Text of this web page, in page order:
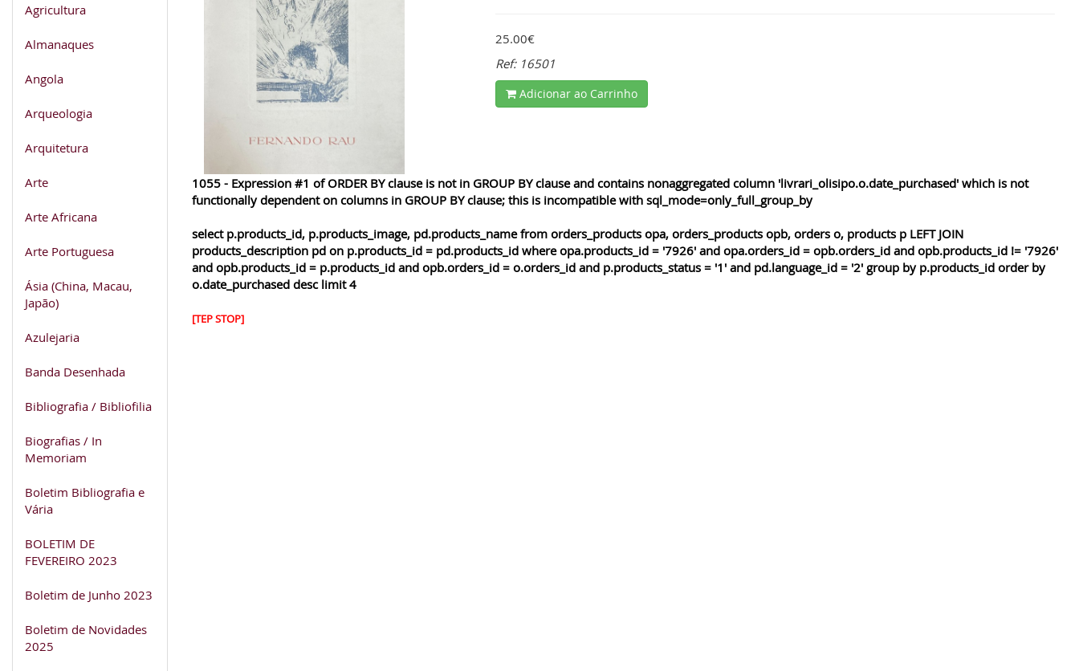
Agricultura
Almanaques
Angola
Arqueologia
Arquitetura
Arte
Arte Africana
Arte Portuguesa
Ásia (China, Macau,
Japão)
Azulejaria
Banda Desenhada
Bibliografia / Bibliofilia
Biografias / In
Memoriam
Boletim Bibliografia e
Vária
BOLETIM DE
FEVEREIRO 2023
Boletim de Junho 2023
Boletim de Novidades
2025
25.00€
Ref: 16501
Adicionar ao Carrinho
1055 - Expression #1 of ORDER BY clause is not in GROUP BY clause and contains nonaggregated column 'livrari_olisipo.o.date_purchased' which is not
functionally dependent on columns in GROUP BY clause; this is incompatible with sql_mode=only_full_group_by
select p.products_id, p.products_image, pd.products_name from orders_products opa, orders_products opb, orders o, products p LEFT JOIN
products_description pd on p.products_id = pd.products_id where opa.products_id = '7926' and opa.orders_id = opb.orders_id and opb.products_id != '7926'
and opb.products_id = p.products_id and opb.orders_id = o.orders_id and p.products_status = '1' and pd.language_id = '2' group by p.products_id order by
o.date_purchased desc limit 4
[TEP STOP]